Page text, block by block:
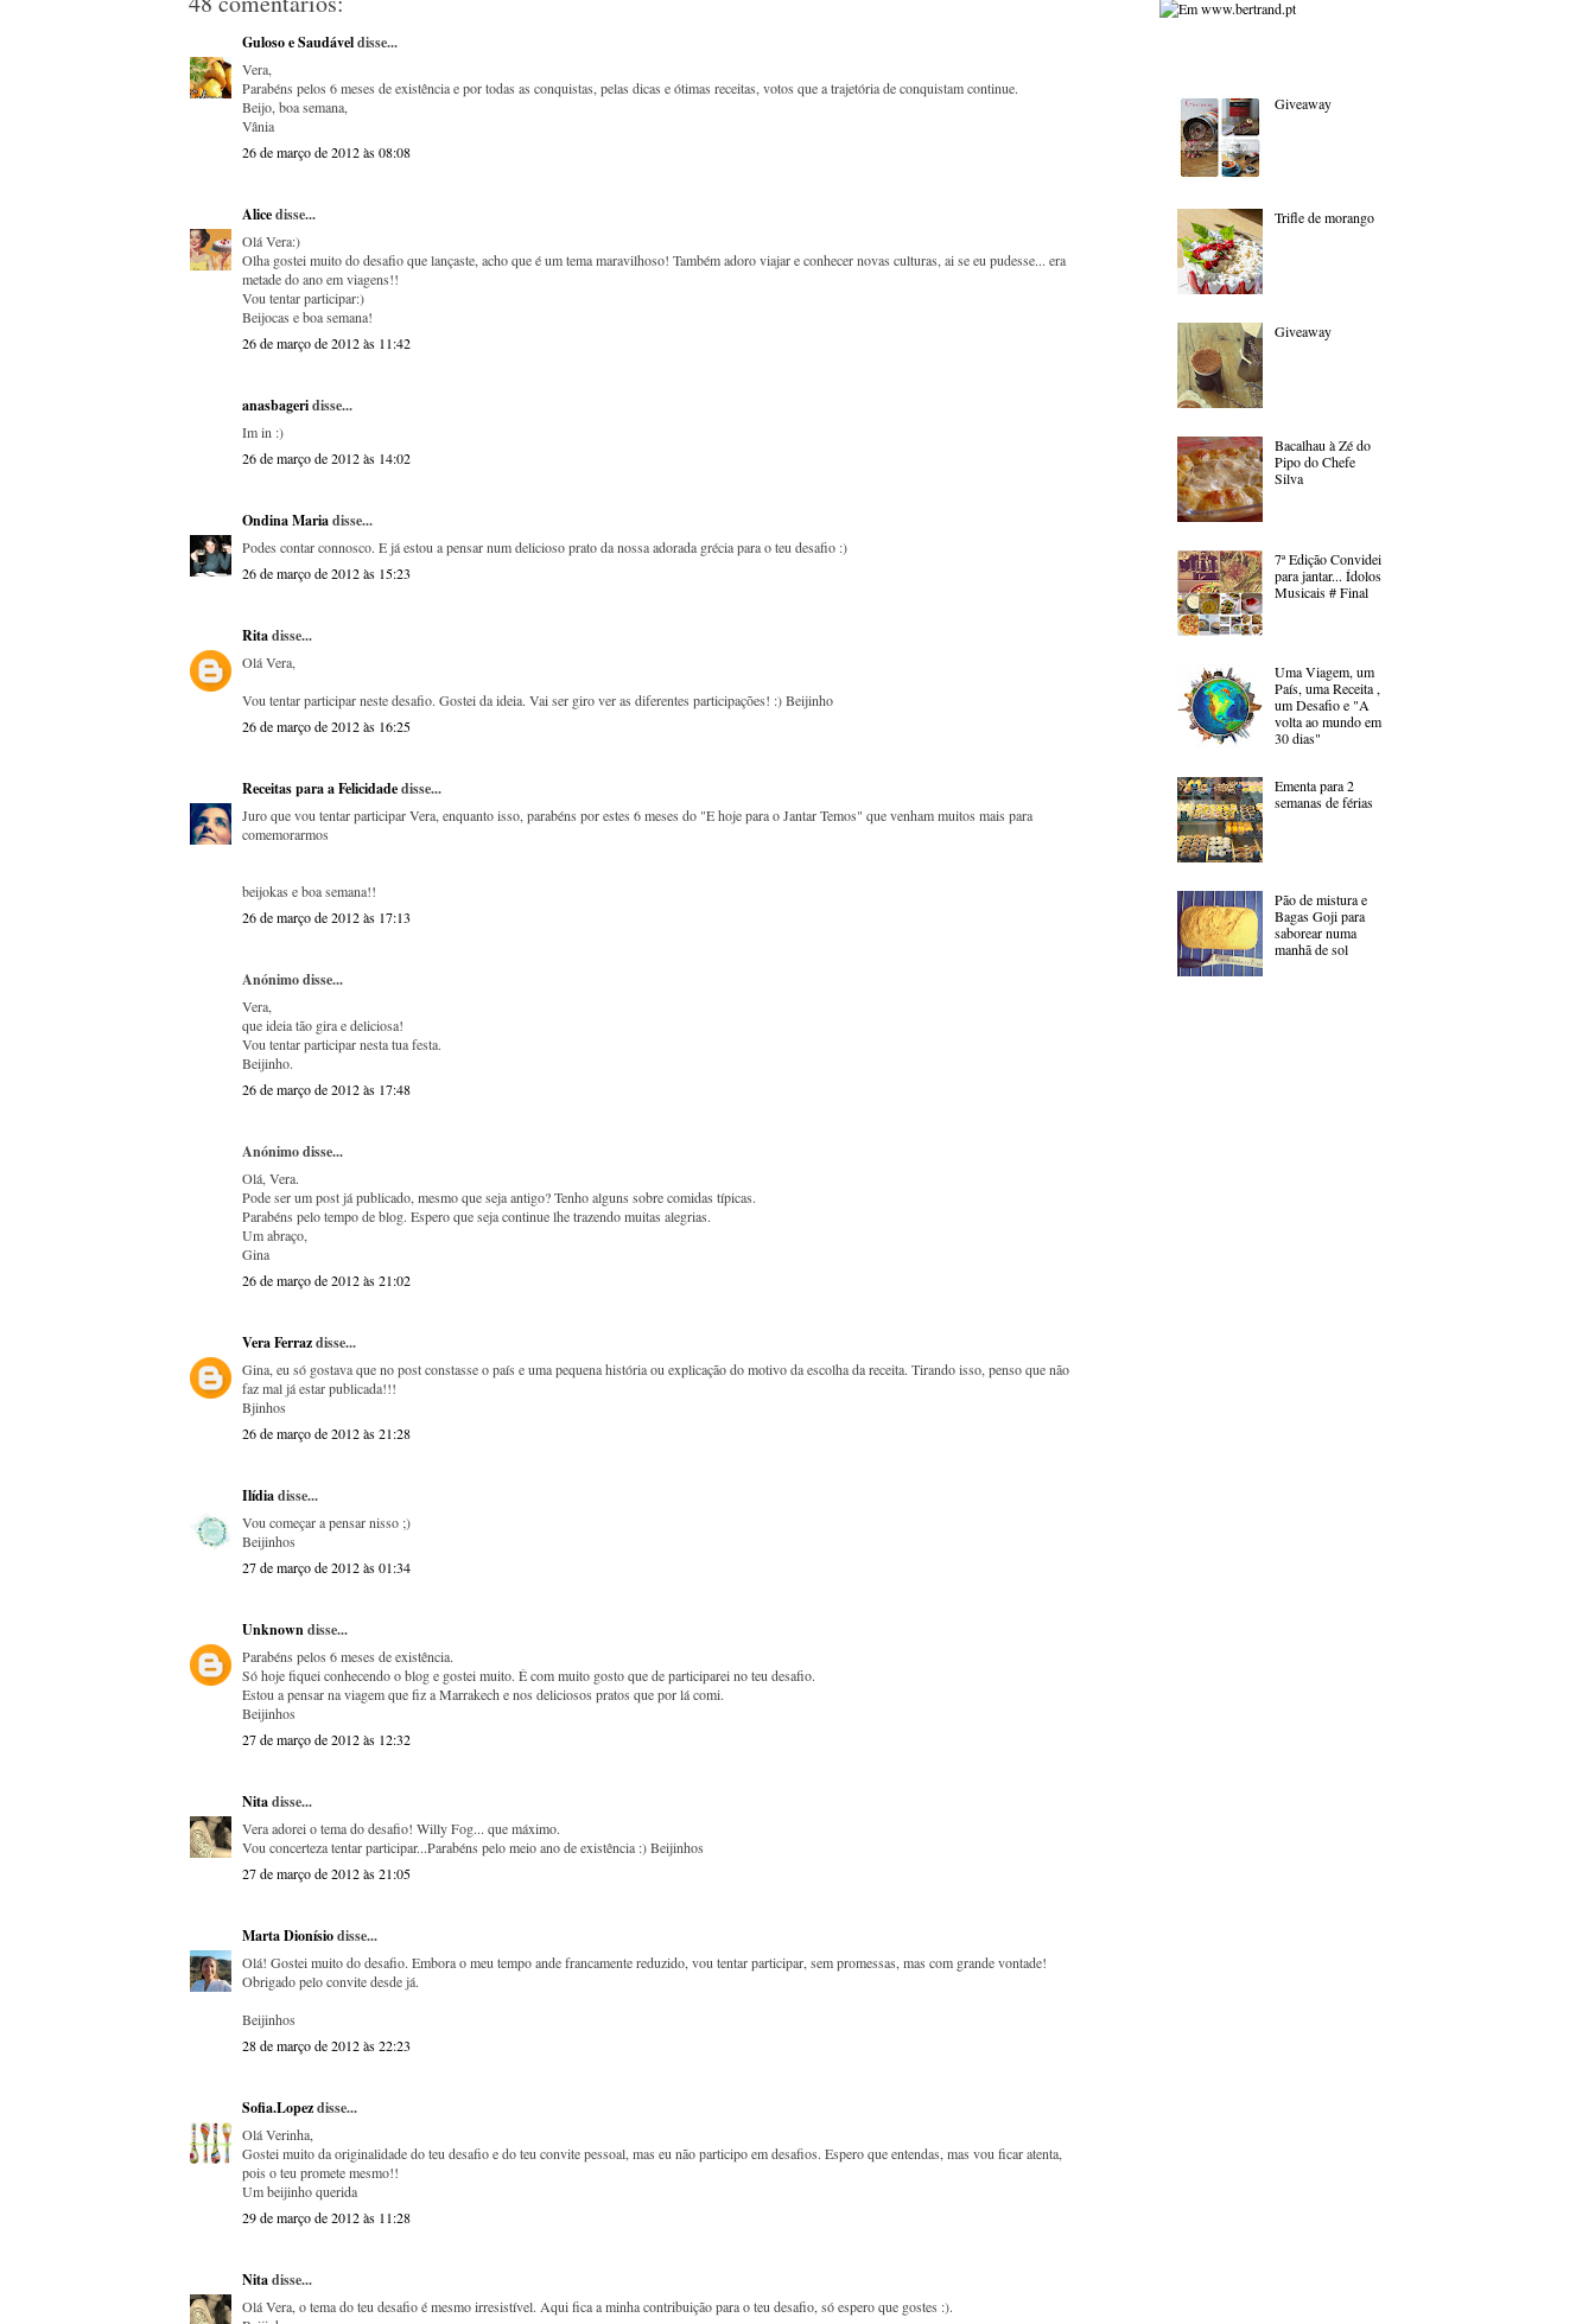
Guloso e Saudáveldisse...
Vera,
Parabéns pelos 6 meses de existência e por todas as conquistas, pelas dicas e ótimas receitas, votos que a trajetória de conquistam continue.
Beijo, boa semana,
Vânia
26 de março de 2012 às 08:08
Alicedisse...
Olá Vera:)
Olha gostei muito do desafio que lançaste, acho que é um tema maravilhoso! Também adoro viajar e conhecer novas culturas, ai se eu pudesse... era
metade do ano em viagens!!
Vou tentar participar:)
Beijocas e boa semana!
26 de março de 2012 às 11:42
anasbageridisse...
Im in :)
26 de março de 2012 às 14:02
Ondina Mariadisse...
Podes contar connosco. E já estou a pensar num delicioso prato da nossa adorada grécia para o teu desafio :)
26 de março de 2012 às 15:23
Ritadisse...
Olá Vera,
Vou tentar participar neste desafio. Gostei da ideia. Vai ser giro ver as diferentes participações! :) Beijinho
26 de março de 2012 às 16:25
Receitas para a Felicidadedisse...
Juro que vou tentar participar Vera, enquanto isso, parabéns por estes 6 meses do "E hoje para o Jantar Temos" que venham muitos mais para
comemorarmos
beijokas e boa semana!!
26 de março de 2012 às 17:13
Anónimo disse...
Vera,
que ideia tão gira e deliciosa!
Vou tentar participar nesta tua festa.
Beijinho.
26 de março de 2012 às 17:48
Anónimo disse...
Olá, Vera.
Pode ser um post já publicado, mesmo que seja antigo? Tenho alguns sobre comidas típicas.
Parabéns pelo tempo de blog. Espero que seja continue lhe trazendo muitas alegrias.
Um abraço,
Gina
26 de março de 2012 às 21:02
Vera Ferrazdisse...
Gina, eu só gostava que no post constasse o país e uma pequena história ou explicação do motivo da escolha da receita. Tirando isso, penso que não
faz mal já estar publicada!!!
Bjinhos
26 de março de 2012 às 21:28
Ilídiadisse...
Vou começar a pensar nisso ;)
Beijinhos
27 de março de 2012 às 01:34
Unknowndisse...
Parabéns pelos 6 meses de existência.
Só hoje fiquei conhecendo o blog e gostei muito. É com muito gosto que de participarei no teu desafio.
Estou a pensar na viagem que fiz a Marrakech e nos deliciosos pratos que por lá comi.
Beijinhos
27 de março de 2012 às 12:32
Nitadisse...
Vera adorei o tema do desafio! Willy Fog... que máximo.
Vou concerteza tentar participar...Parabéns pelo meio ano de existência :) Beijinhos
27 de março de 2012 às 21:05
Marta Dionísiodisse...
Olá! Gostei muito do desafio. Embora o meu tempo ande francamente reduzido, vou tentar participar, sem promessas, mas com grande vontade!
Obrigado pelo convite desde já.
Beijinhos
28 de março de 2012 às 22:23
Sofia.Lopezdisse...
Olá Verinha,
Gostei muito da originalidade do teu desafio e do teu convite pessoal, mas eu não participo em desafios. Espero que entendas, mas vou ficar atenta,
pois o teu promete mesmo!!
Um beijinho querida
29 de março de 2012 às 11:28
Nitadisse...
Olá Vera, o tema do teu desafio é mesmo irresistível. Aqui fica a minha contribuição para o teu desafio, só espero que gostes :).
Giveaway
Trifle de morango
Giveaway
Bacalhau à Zé do
Pipo do Chefe
Silva
7ª Edição Convidei
para jantar... Ídolos
Musicais # Final
Uma Viagem, um
País, uma Receita ,
um Desafio e "A
volta ao mundo em
30 dias"
Ementa para 2
semanas de férias
Pão de mistura e
Bagas Goji para
saborear numa
manhã de sol